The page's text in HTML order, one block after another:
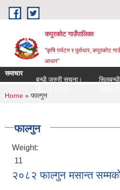
Skip to main content
कपुरकोट गाउँपालिका
"कृषि पर्यटन र पूर्वाधार, कपुरकोट
आधार"
समाचार
औषधीहरुको दररेट उपलब्ध गराउने सम्बन्धी जरुरी सूचना।
सिलबन्धी
You are here
Home » फाल्गुन
फाल्गुन
Weight:
11
२०८२ फाल्गुन मसान्त